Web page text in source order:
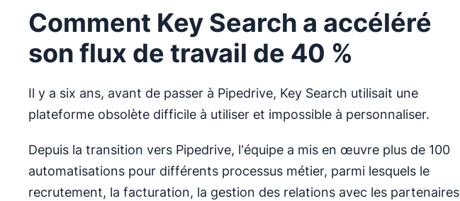
Comment Key Search a accéléré
son flux de travail de 40 %
Il y a six ans, avant de passer à Pipedrive, Key Search utilisait une
plateforme obsolète difficile à utiliser et impossible à personnaliser.
Depuis la transition vers Pipedrive, l'équipe a mis en œuvre plus de 100
automatisations pour différents processus métier, parmi lesquels le
recrutement, la facturation, la gestion des relations avec les partenaires